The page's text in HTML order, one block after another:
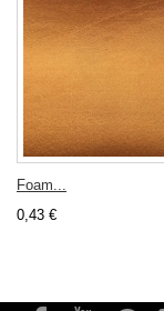
Foam...
0,43 €